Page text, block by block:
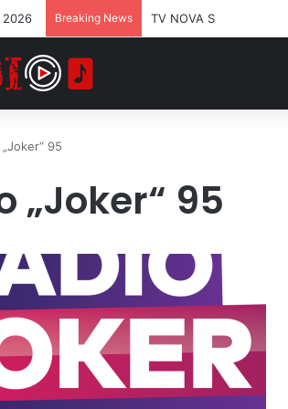
2026 Breaking News TV NOVA S
„Joker“ 95
„Joker“ 95